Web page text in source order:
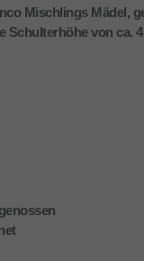
Mischlings Mädel,
Schulterhöhe von ca.